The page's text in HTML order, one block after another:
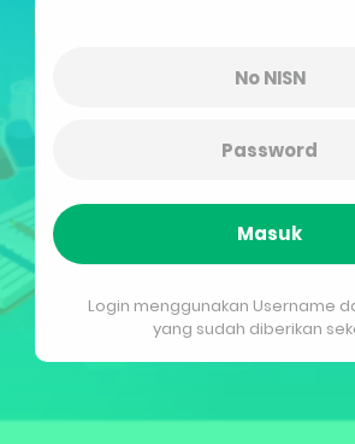
Masuk
Login menggunakan Username
yang sudah diberikan